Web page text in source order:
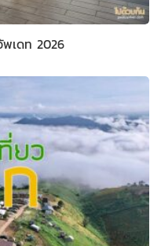
พเดท 2026